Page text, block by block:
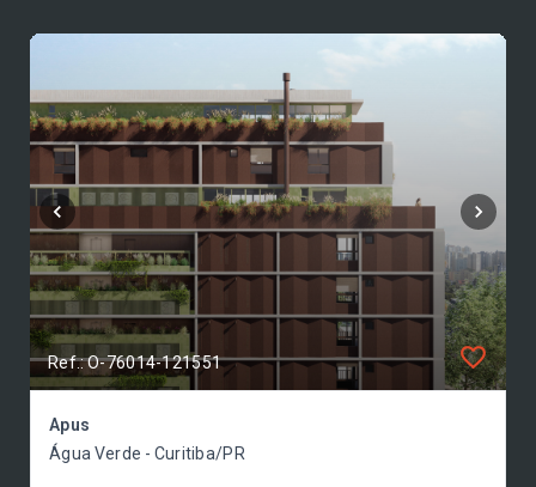
Ref.: O-76014-121551
Apus
Água Verde - Curitiba/PR